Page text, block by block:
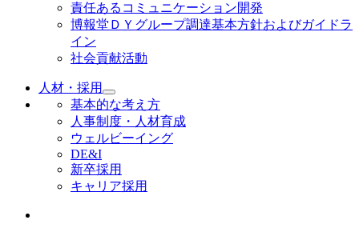
責任あるコミュニケーション開発
博報堂ＤＹグループ調達基本方針およびガイドラ
イン
社会貢献活動
人材・採用
基本的な考え方
人事制度・人材育成
ウェルビーイング
DE&I
新卒採用
キャリア採用